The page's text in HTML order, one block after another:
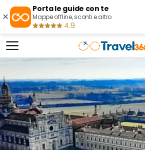
×
Porta le guide con te
Mappe offline, sconti e altro
4.9